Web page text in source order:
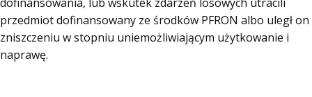
przedmiot dofinansowany ze środków PFRON albo uległ on
zniszczeniu w stopniu uniemożliwiającym użytkowanie i
naprawę.